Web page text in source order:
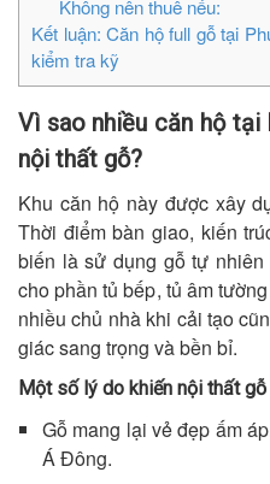
Không nên thuê nếu:
Kết luận: Căn hộ full gỗ tại
kiểm tra kỹ
Vì sao nhiều căn hộ tại
nội thất gỗ?
Khu căn hộ này được xây
Thời điểm bàn giao, kiến
biến là sử dụng gỗ tự
cho phần tủ bếp, tủ âm
nhiều chủ nhà khi cải tạo
giác sang trọng và bền bỉ.
Một số lý do khiến nội thất
Gỗ mang lại vẻ đẹp ấm
Á Đông.